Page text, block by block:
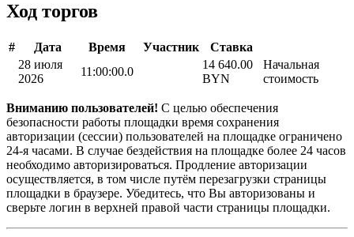
Ход торгов
# Дата Время Участник
Ставка
28 июля
2026
11:00:00.0
14 640.00
BYN
Начальная
стоимость
Вниманию пользователей! С целью обеспечения
безопасности работы площадки время сохранения
авторизации (сессии) пользователей на площадке ограничено
24-я часами. В случае бездействия на площадке более 24 часов
необходимо авторизироваться. Продление авторизации
осуществляется, в том числе путём перезагрузки страницы
площадки в браузере. Убедитесь, что Вы авторизованы и
сверьте логин в верхней правой части страницы площадки.